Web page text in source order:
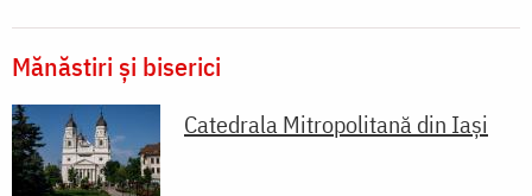
Mănăstiri și biserici
Catedrala Mitropolitană din Iaşi